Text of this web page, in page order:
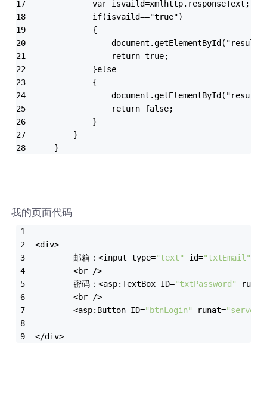
            var isvaild=xmlhttp.responseText;
            if(isvaild=="true")
            {
                return true;
            }else
            {
                return false;
            }
        }
    }
我的页面代码
<div>
        邮箱：<input type=
"text" id="txtEmail"
        <br />
        密码：<asp:TextBox ID=
"txtPassword"
        <br />
        <asp:Button ID=
"btnLogin" runat="server"
</div>